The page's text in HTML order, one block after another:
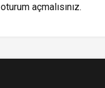
oturum açmalısınız.